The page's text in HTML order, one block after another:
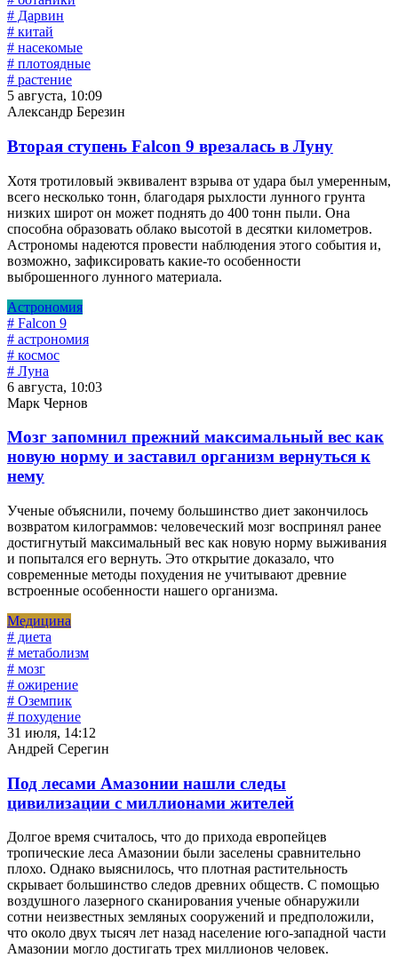
# Дарвин
# китай
# насекомые
# плотоядные
# растение
5 августа, 10:09
Александр Березин
Вторая ступень Falcon 9 врезалась в Луну
Хотя тротиловый эквивалент взрыва от удара был умеренным,
всего несколько тонн, благодаря рыхлости лунного грунта
низких широт он может поднять до 400 тонн пыли. Она
способна образовать облако высотой в десятки километров.
Астрономы надеются провести наблюдения этого события и,
возможно, зафиксировать какие-то особенности
выброшенного лунного материала.
Астрономия
# Falcon 9
# астрономия
# космос
# Луна
6 августа, 10:03
Марк Чернов
Мозг запомнил прежний максимальный вес как
новую норму и заставил организм вернуться к
нему
Ученые объяснили, почему большинство диет закончилось
возвратом килограммов: человеческий мозг воспринял ранее
достигнутый максимальный вес как новую норму выживания
и попытался его вернуть. Это открытие доказало, что
современные методы похудения не учитывают древние
встроенные особенности нашего организма.
Медицина
# диета
# метаболизм
# мозг
# ожирение
# Оземпик
# похудение
31 июля, 14:12
Андрей Серегин
Под лесами Амазонии нашли следы
цивилизации с миллионами жителей
Долгое время считалось, что до прихода европейцев
тропические леса Амазонии были заселены сравнительно
плохо. Однако выяснилось, что плотная растительность
скрывает большинство следов древних обществ. С помощью
воздушного лазерного сканирования ученые обнаружили
сотни неизвестных земляных сооружений и предположили,
что около двух тысяч лет назад население юго-западной части
Амазонии могло достигать трех миллионов человек.